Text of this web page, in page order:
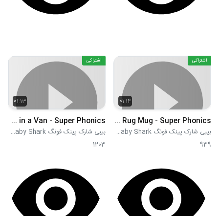
01:14
اشتراکی
Pug Rug Mug - Super Phonics
بیبی شارک پینک فونگ Pink Fong Baby Shark
939
01:13
اشتراکی
Dan in a Van - Super Phonics
بیبی شارک پینک فونگ Pink Fong Baby Shark
1203